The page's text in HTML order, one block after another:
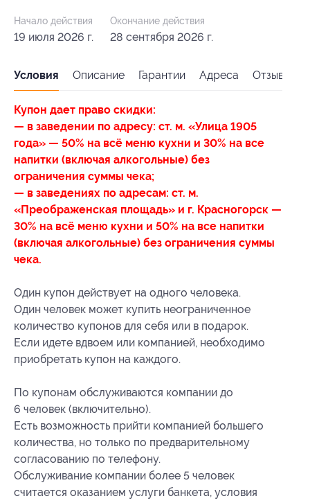
Начало действия
19 июля 2026 г.
Окончание действия
28 сентября 2026 г.
Условия Описание Гарантии Адреса Отзывы
Купон дает право скидки:
— в заведении по адресу: ст. м. «Улица 1905
года» — 50% на всё меню кухни и 30% на все
напитки (включая алкогольные) без
ограничения суммы чека;
— в заведениях по адресам: ст. м.
«Преображенская площадь» и г. Красногорск —
30% на всё меню кухни и 50% на все напитки
(включая алкогольные) без ограничения суммы
чека.
Один купон действует на одного человека.
Один человек может купить неограниченное
количество купонов для себя или в подарок.
Если идете вдвоем или компанией, необходимо
приобретать купон на каждого.
По купонам обслуживаются компании до
6 человек (включительно).
Есть возможность прийти компанией большего
количества, но только по предварительному
согласованию по телефону.
Обслуживание компании более 5 человек
считается оказанием услуги банкета, условия